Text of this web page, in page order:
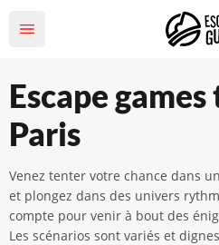
Escape
Paris
Venez tenter votre chance dans
et plongez dans des univers
compte pour venir à bout des
Les scénarios sont variés et